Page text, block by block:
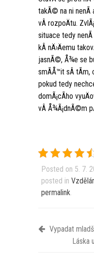
takÃ© na ni nenÃ­
vÂ rozpoÄtu.
situace tedy
kÂ nÄ›Äemu
jasnÃ©, Å¾e se
smÃ­Å™it sÂ tÃ­m,
pokud tedy
domÃ¡cÃ­ho
vÂ Å¾Ã¡dnÃ©m
Posted on 5. 7.
posted in
permalink.
Vypadat
Láska